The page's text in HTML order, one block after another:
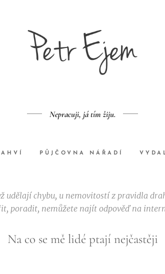
Nepracuji, já tím žiju.
PŮJČOVNA NÁŘADÍ
udělají chybu, u nemovitostí z pravidla
poradit, nemůžete najít odpověď na
Na co se mě lidé ptají nejčastěji